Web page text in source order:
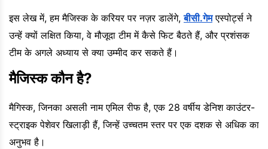
इस लेख में, हम मैजिस्क के करियर पर नज़र डालेंगे,बीसी.गेमएस्पोर्ट्स ने
उन्हें क्यों लक्षित किया, वे मौजूदा टीम में कैसे फिट बैठते हैं, और प्रशंसक
टीम के अगले अध्याय से क्या उम्मीद कर सकते हैं।
मैजिस्क कौन है?
मैगिस्क, जिनका असली नाम एमिल रीफ है, एक 28 वर्षीय डेनिश काउंटर-
स्ट्राइक पेशेवर खिलाड़ी हैं, जिन्हें उच्चतम स्तर पर एक दशक से अधिक का
अनुभव है।